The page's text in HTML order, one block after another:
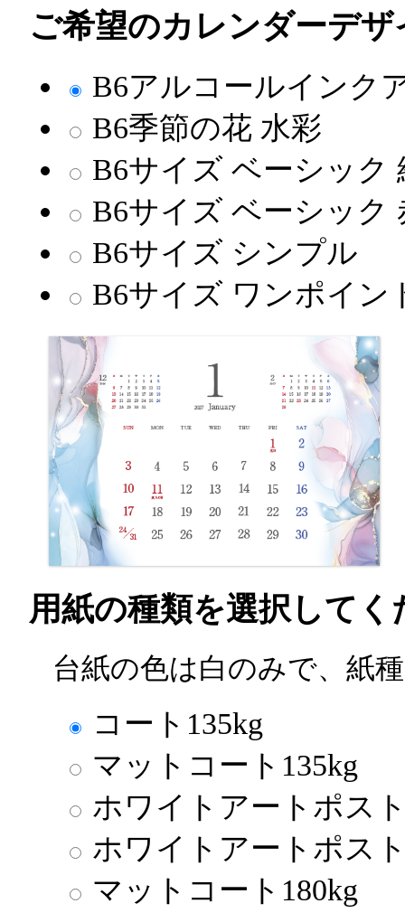
ご希望のカレンダーデ
B6アルコールインク
B6季節の花 水彩
B6サイズ ベーシック
B6サイズ ベーシック
B6サイズ シンプル
B6サイズ ワンポイン
用紙の種類を選択してく
台紙の色は白のみで、紙
コート135kg
マットコート135kg
ホワイトアートポス
ホワイトアートポス
マットコート180kg